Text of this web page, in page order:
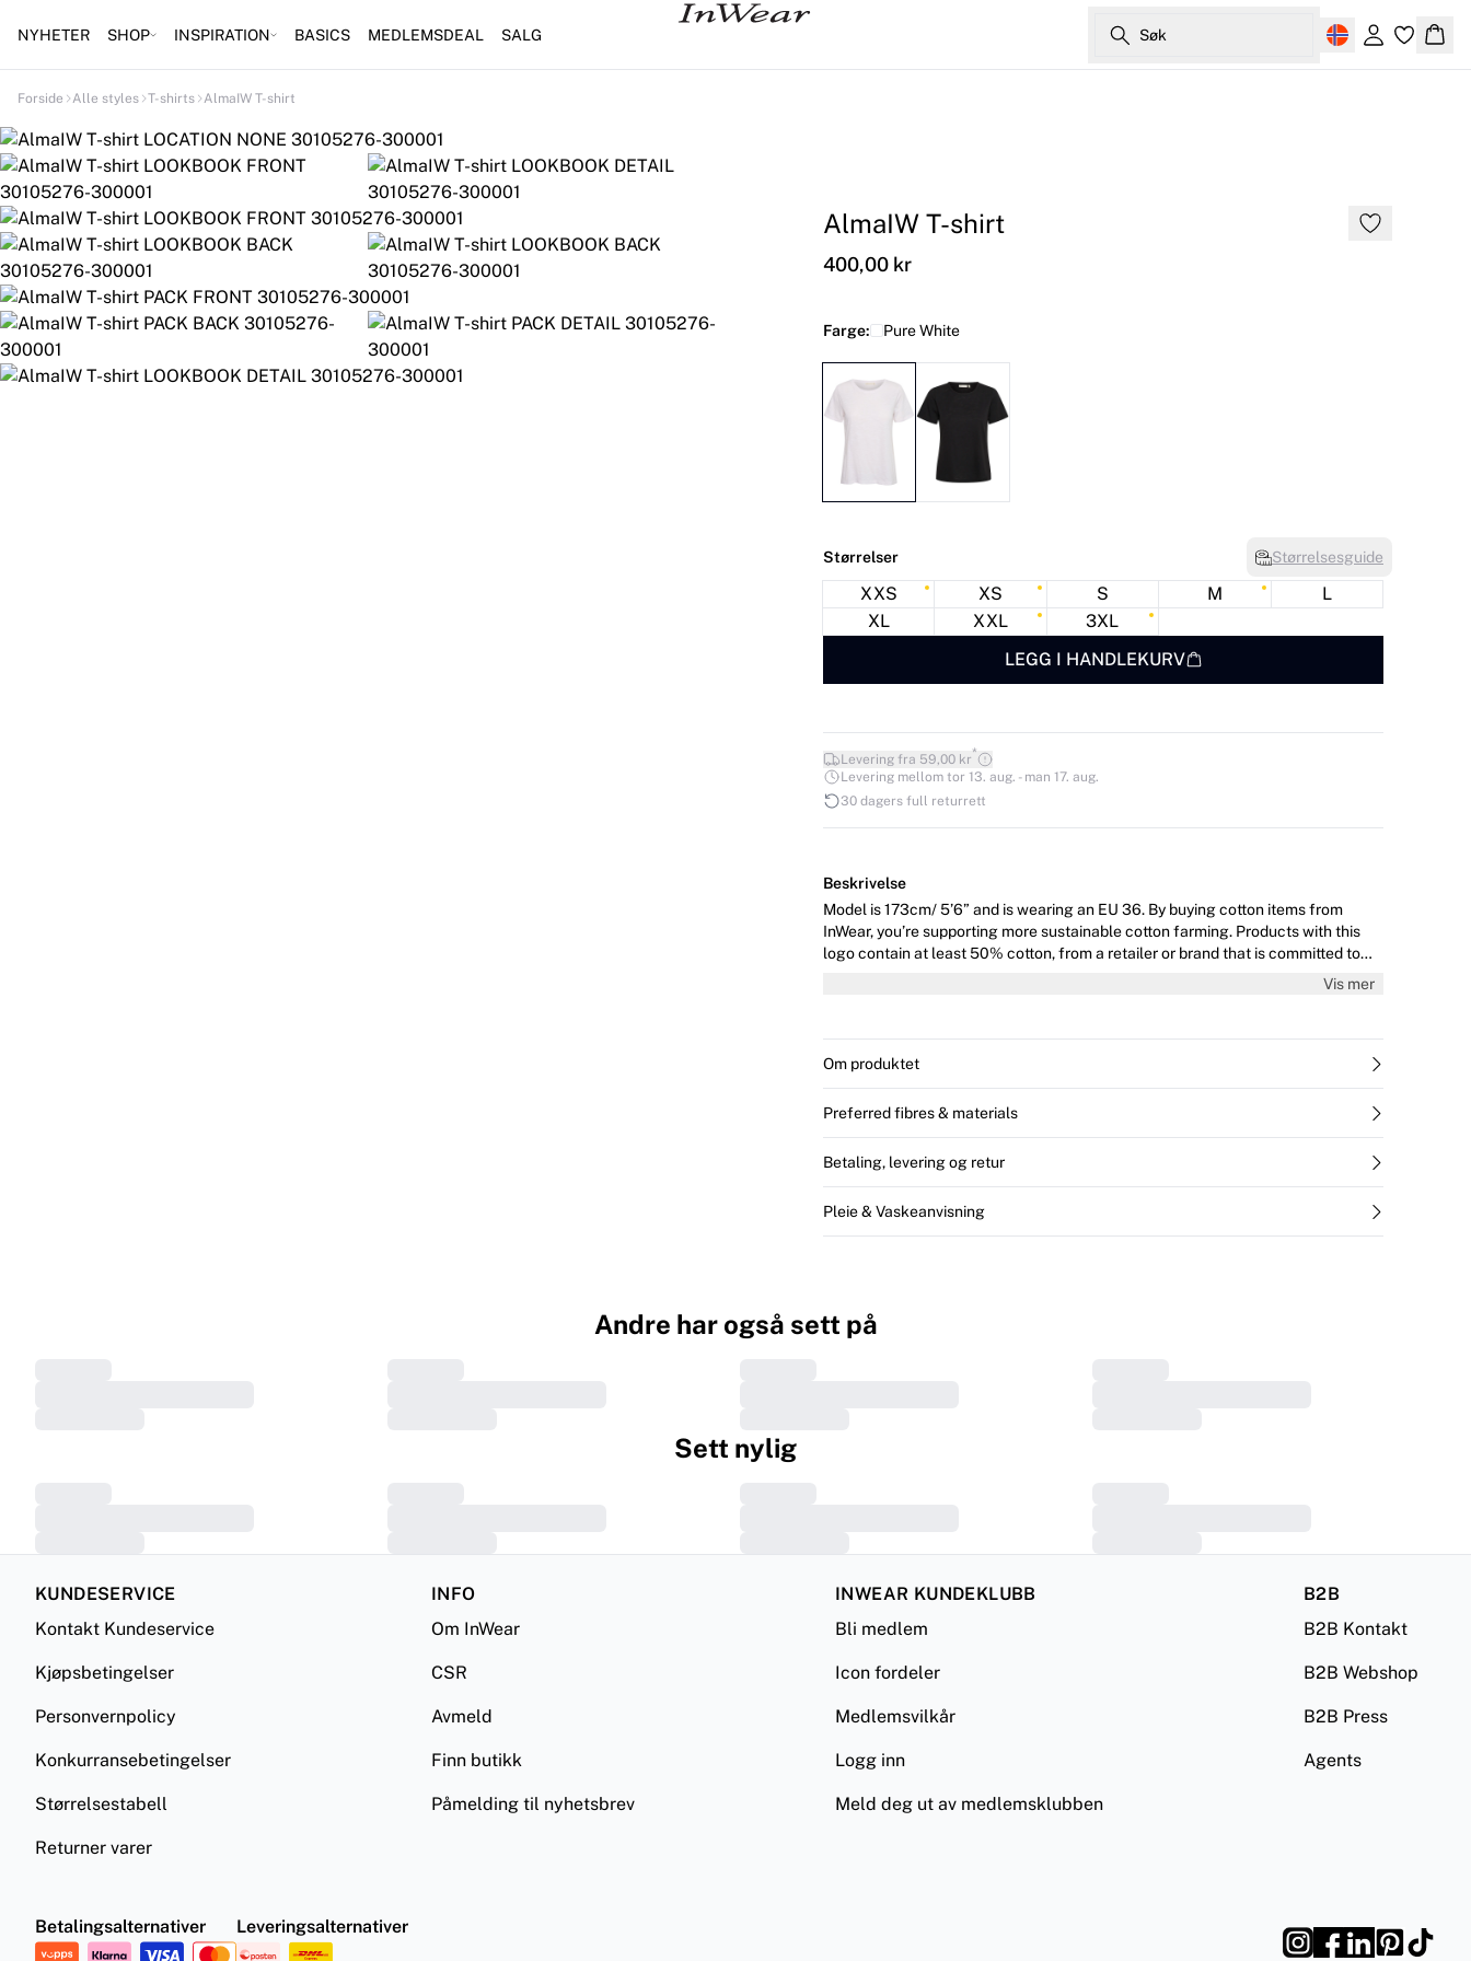
NYHETER SHOP INSPIRATION BASICS MEDLEMSDEAL SALG Søk
Logg inn
Forside Alle styles T-shirts AlmaIW T-shirt
AlmaIW T-shirt
400,00 kr
Farge: Pure White
Størrelser Størrelsesguide
XXS XS S M
L
XL
XXL
3XL
LEGG I HANDLEKURV
Levering fra 59,00 kr*
Levering mellom tor 13. aug. - man 17. aug.
30 dagers full returrett
Beskrivelse
Model is 173cm/ 5’6” and is wearing an EU 36. By buying cotton items from
InWear, you’re supporting more sustainable cotton farming. Products with this
logo contain at least 50% cotton, from a retailer or brand that is committed to
sourcing Better Cotton and investing in BCI Farmers. It does not mean theVis mer
Om produktet
Preferred fibres & materials
Betaling, levering og retur
Pleie & Vaskeanvisning
Andre har også sett på
Sett nylig
KUNDESERVICE
Kontakt Kundeservice
Kjøpsbetingelser
Personvernpolicy
Konkurransebetingelser
Størrelsestabell
Returner varer
INFO
Om InWear
CSR
Avmeld
Finn butikk
Påmelding til nyhetsbrev
INWEAR KUNDEKLUBB
Bli medlem
Icon fordeler
Medlemsvilkår
Logg inn
Meld deg ut av medlemsklubben
B2B
B2B Kontakt
B2B Webshop
B2B Press
Agents
Betalingsalternativer Leveringsalternativer